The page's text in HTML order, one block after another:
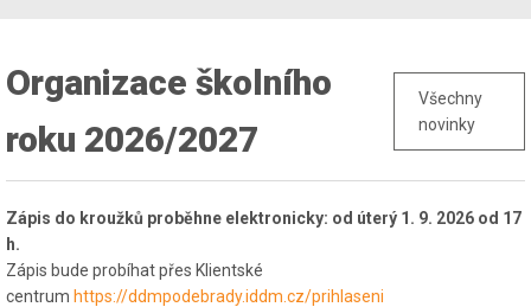
Organizace školního
roku 2026/2027
Všechny
novinky
Zápis do kroužků proběhne elektronicky: od úterý 1. 9. 2026 od 17
h.
Zápis bude probíhat přes Klientské
centrum https://ddmpodebrady.iddm.cz/prihlaseni